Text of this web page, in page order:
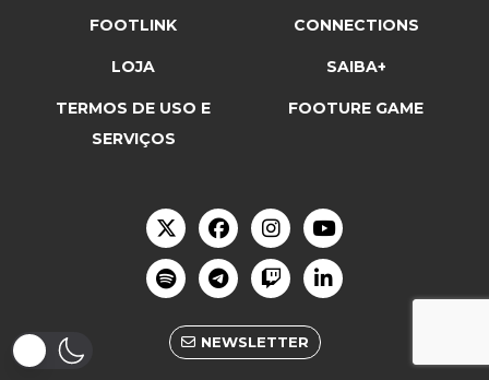
FOOTLINK CONNECTIONS
LOJA SAIBA+
TERMOS DE USO E
SERVIÇOS
FOOTURE GAME
NEWSLETTER